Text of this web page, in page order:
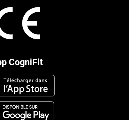
CogniFit